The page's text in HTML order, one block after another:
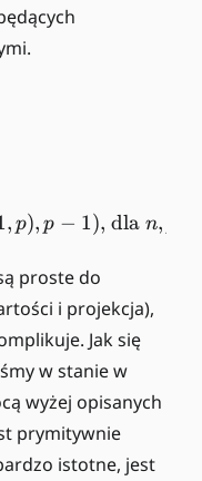
, p), p − 1), dla n,
proste do
i projekcja),
Jak się
w stanie w
wyżej opisanych
prymitywnie
istotne, jest